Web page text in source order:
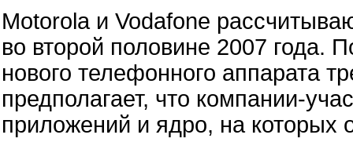
Motorola и Vodafone
во второй половине 2007 года.
нового телефонного аппарата
предполагает, что компании-
приложений и ядро, на которых